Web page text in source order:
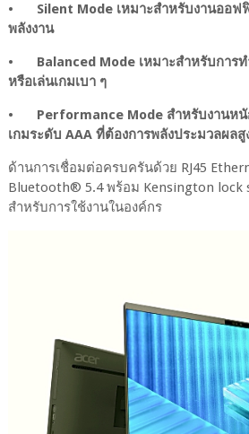
•
Silent Mode เหมาะสำหรับงานออฟ
พลังงาน
•
Balanced Mode เหมาะสำหรับการ
หรือเล่นเกมเบา ๆ
•
Performance Mode สำหรับงานหนั
เกมระดับ AAA ที่ต้องการพลังประมวลผลสู
ด้านการเชื่อมต่อครบครันด้วย RJ45
Bluetooth® 5.4 พร้อม Kensington
สำหรับการใช้งานในองค์กร